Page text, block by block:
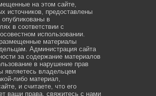
на этом сайте,
источников, предоставлены
в
в соответствии с
использовании.
материалы
Администрация сайта
за содержание материалов
в нарушение прав
являетесь владельцем
либо материал,
и считаете, что его
ваши права, свяжитесь с нами